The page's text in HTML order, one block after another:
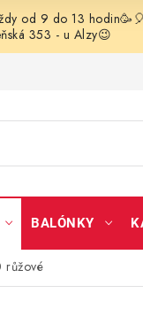
od 9 do 13
353 - u Alzy😉
BALÓNKY
růžové